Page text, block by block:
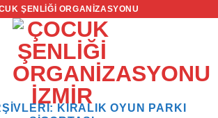
ŞENLIĞI ORGANIZASYONU
KIRALIK OYUN PARKI